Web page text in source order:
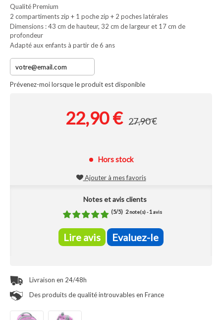
Qualité Premium
2 compartiments zip + 1 poche zip + 2 poches latérales
Dimensions : 43 cm de hauteur, 32 cm de largeur et 17 cm de
profondeur
Adapté aux enfants à partir de 6 ans
Prévenez-moi lorsque le produit est disponible
22,90 € 27,90 €
Hors stock
Ajouter à mes favoris
Notes et avis clients
(5/5) 2note(s) -1avis
Lire avis Evaluez-le
Livraison en 24/48h
Des produits de qualité introuvables en France